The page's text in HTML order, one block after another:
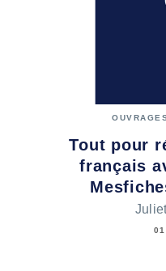
Tout pour
français